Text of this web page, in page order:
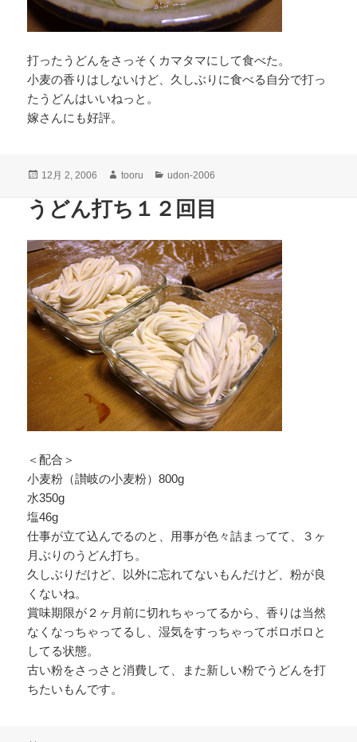
打ったうどんをさっそくカマタマにして食べた。
小麦の香りはしないけど、久しぶりに食べる自分で打っ
たうどんはいいねっと。
嫁さんにも好評。
投
日:
12月 2, 2006
作
者
tooru
カ
ゴ
リ
udon-2006
うどん打ち１２回目
＜配合＞
小麦粉（讃岐の小麦粉）800g
水350g
塩46g
仕事が立て込んでるのと、用事が色々詰まってて、３ヶ
月ぶりのうどん打ち。
久しぶりだけど、以外に忘れてないもんだけど、粉が良
くないね。
賞味期限が２ヶ月前に切れちゃってるから、香りは当然
なくなっちゃってるし、湿気をすっちゃってボロボロと
してる状態。
古い粉をさっさと消費して、また新しい粉でうどんを打
ちたいもんです。